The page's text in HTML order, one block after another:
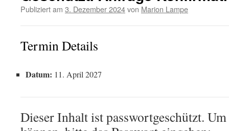
Publiziert am 3. Dezember 2024von Marion Lampe
Termin Details
Datum: 11. April 2027
Dieser Inhalt ist passwortgeschützt.